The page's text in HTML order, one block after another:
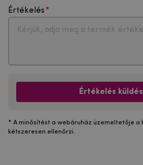
Értékelés
Értékelés
* A minősítést a webáruház üzemeltetője
kétszeresen ellenőrzi.